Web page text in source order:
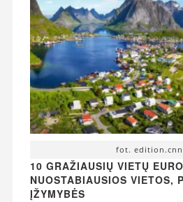
fot.
10 GRAŽIAUSIŲ VIETŲ
NUOSTABIAUSIOS VIETOS,
ĮŽYMYBĖS